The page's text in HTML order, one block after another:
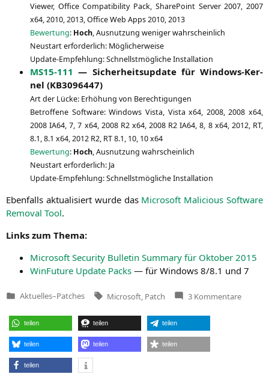
View­er, Office Com­pa­ti­bi­li­ty Pack, Share­Point Ser­ver 2007, 2007
x64, 2010, 2013, Office Web Apps 2010, 2013
Bewer­tung: Hoch, Aus­nut­zung weni­ger wahrscheinlich
Neu­start erfor­der­lich: Möglicherweise
Update-Emp­feh­lung: Schnellst­mög­li­che Installation
MS15-111 — Sicher­heits­up­date für Win­dows-Ker­
nel (KB3096447)
Art der Lücke: Erhö­hung von Berechtigungen
Betrof­fe­ne Soft­ware: Win­dows Vis­ta, Vis­ta x64, 2008, 2008 x64,
2008IA64, 7, 7 x64, 2008 R2x64, 2008 R2 IA64, 8, 8 x64, 2012, RT,
8.1, 8.1 x64, 2012 R2, RT8.1, 10, 10 x64
Bewer­tung: Hoch, Aus­nut­zung wahrscheinlich
Neu­start erfor­der­lich: Ja
Update-Emp­feh­lung: Schnellst­mög­li­che Installation
Eben­falls aktua­li­siert wur­de das Micro­soft Mali­cious Soft­ware
Rem­oval Tool.
Links zum Thema:
Micro­soft Secu­ri­ty Bul­le­tin Sum­ma­ry für Okto­ber 2015
Win­Fu­ture Update Packs — für Win­dows 8/8.1 und 7
Veröffentlicht
Aktuelles–Patches Tags:
Microsoft Patch 3 Kommentarezu
teilen teilen teilen
teilen teilen teilen
teilen